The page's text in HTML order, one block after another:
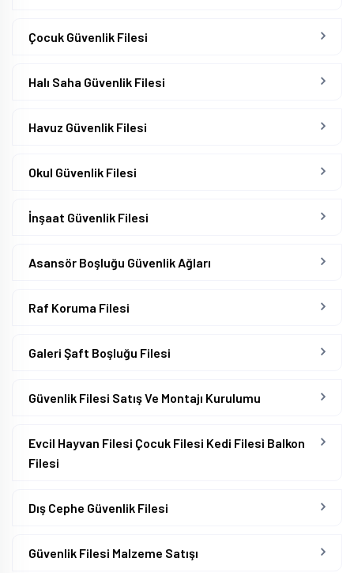
Çocuk Güvenlik Filesi
Halı Saha Güvenlik Filesi
Havuz Güvenlik Filesi
Okul Güvenlik Filesi
İnşaat Güvenlik Filesi
Asansör Boşluğu Güvenlik Ağları
Raf Koruma Filesi
Galeri Şaft Boşluğu Filesi
Güvenlik Filesi Satış Ve Montajı Kurulumu
Evcil Hayvan Filesi Çocuk Filesi Kedi Filesi Balkon
Filesi
Dış Cephe Güvenlik Filesi
Güvenlik Filesi Malzeme Satışı